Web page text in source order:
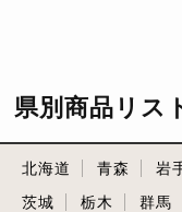
県別商品リス
北海道 青森 岩
茨城
栃木 群馬